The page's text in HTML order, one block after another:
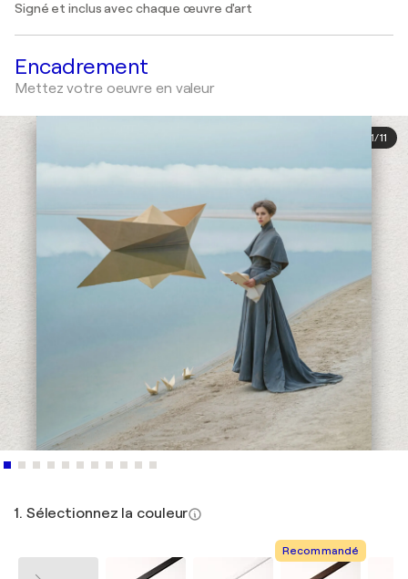
Signé et inclus avec chaque œuvre d'art
Encadrement
Mettez votre oeuvre en valeur
1/11
1. Sélectionnez la couleur
Recommandé